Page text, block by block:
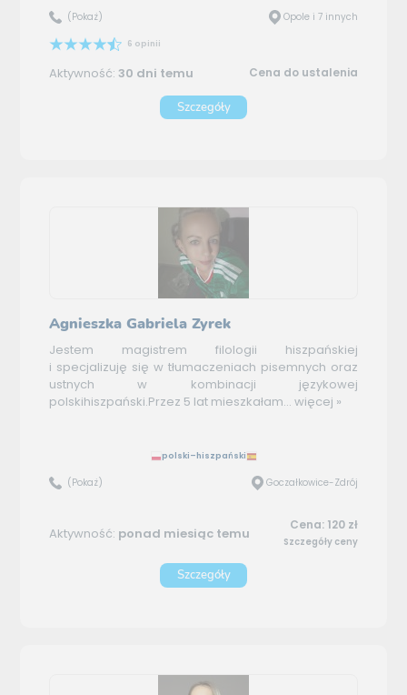
(Pokaż) Opole i 7 innych
6 opinii
Aktywność: 30 dni temu Cena do ustalenia
Szczegóły
Agnieszka Gabriela Zyrek
Jestem magistrem filologii hiszpańskiej
i specjalizuję się w tłumaczeniach pisemnych oraz
ustnych w kombinacji językowej
polskihiszpański.Przez 5 lat mieszkałam... więcej »
polski–hiszpański
(Pokaż) Goczałkowice-Zdrój
Aktywność: ponad miesiąc temu Cena: 120 zł
Szczegóły ceny
Szczegóły